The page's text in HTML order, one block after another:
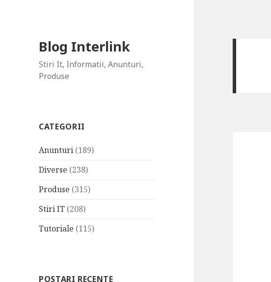
Blog Interlink
Stiri It, Informatii, Anunturi,
Produse
CATEGORII
Anunturi (189)
Diverse (238)
Produse (315)
Stiri IT (208)
Tutoriale (115)
POSTARI RECENTE